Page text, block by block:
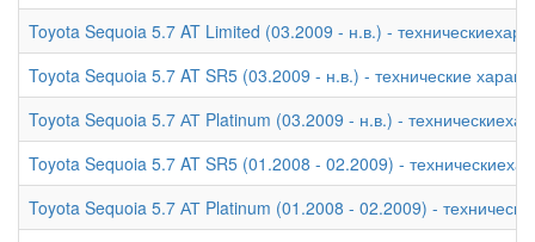
Toyota Sequoia 5.7 AT Limited (03.2009 - н.в.) -
Toyota Sequoia 5.7 AT SR5 (03.2009 - н.в.) - технические
Toyota Sequoia 5.7 АТ Platinum (03.2009 - н.в.) -
Toyota Sequoia 5.7 AT SR5 (01.2008 - 02.2009) -
Toyota Sequoia 5.7 АТ Platinum (01.2008 - 02.2009) -